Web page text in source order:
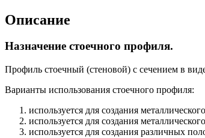
Описание
Назначение стоечного профиля.
Профиль стоечный (стеновой) с сечением в
Варианты использования стоечного профиля:
используется для создания
используется для создания
используется для создания различных